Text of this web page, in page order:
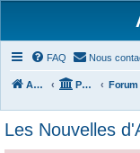
FAQ Nous
Accueil Portail Forum
Les Nouvelles